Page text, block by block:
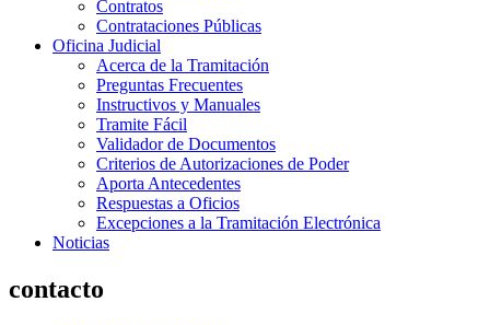
Contratos
Contrataciones Públicas
Oficina Judicial
Acerca de la Tramitación
Preguntas Frecuentes
Instructivos y Manuales
Tramite Fácil
Validador de Documentos
Criterios de Autorizaciones de Poder
Aporta Antecedentes
Respuestas a Oficios
Excepciones a la Tramitación Electrónica
Noticias
contacto